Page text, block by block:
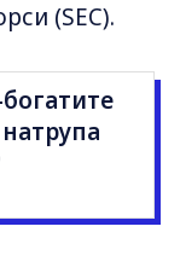
(SEC).